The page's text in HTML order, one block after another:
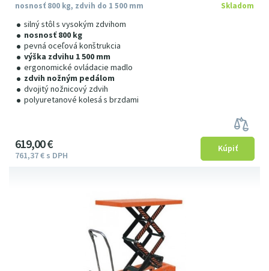
nosnosť 800 kg, zdvih do 1 500 mm
silný stôl s vysokým zdvihom
nosnosť 800 kg
pevná oceľová konštrukcia
výška zdvihu 1 500 mm
ergonomické ovládacie madlo
zdvih nožným pedálom
dvojitý nožnicový zdvih
polyuretanové kolesá s brzdami
Skladom
619 00€
761 37€ s DPH